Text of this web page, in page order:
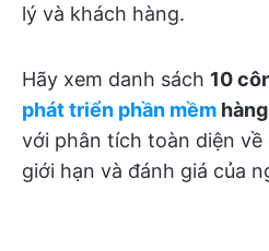
lý và khách hàng.
Hãy xem danh sách 10
phát triển phần mềm
với phân tích toàn diện về
giới hạn và đánh giá của